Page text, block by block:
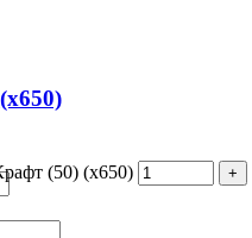
(50) (х650)